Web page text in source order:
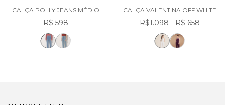
CALÇA POLLY JEANS MÉDIO
R$ 598
CALÇA VALENTINA OFF WHITE
R$1.098 R$ 658